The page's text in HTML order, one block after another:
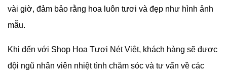
vài giờ, đảm bảo rằng hoa luôn tươi và đẹp như hình ảnh
mẫu.
Khi đến với Shop Hoa Tươi Nét Việt, khách hàng sẽ được
đội ngũ nhân viên nhiệt tình chăm sóc và tư vấn về các